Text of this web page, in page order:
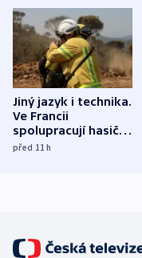
Jiný jazyk i technika.
Ve Francii
spolupracují hasiči z
různých zemí
před 11h